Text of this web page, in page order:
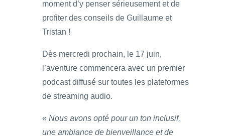
moment d’y penser sérieusement et de
profiter des conseils de Guillaume et
Tristan !
Dès mercredi prochain, le 17 juin,
l’aventure commencera avec un premier
podcast diffusé sur toutes les plateformes
de streaming audio.
« Nous avons opté pour un ton inclusif,
une ambiance de bienveillance et de